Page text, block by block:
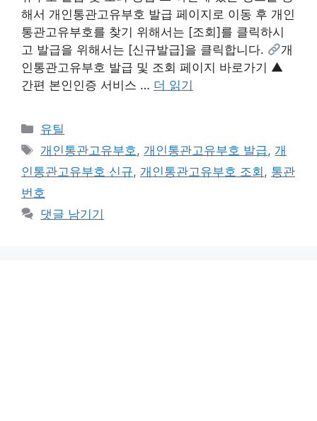
해서 개인통관고유부호 발급 페이지로 이동 후 개인
통관고유부호를 찾기 위해서는 [조회]를 클릭하시
고 발급을 위해서는 [신규발급]을 클릭합니다.
개
인통관고유부호 발급 및 조회 페이지 바로가기 ▲
간편 본인인증 서비스 … 더 읽기
카
테
리
유틸
태
그
개인통관고유부호, 개인통관고유부호 발급, 개
인통관고유부호 신규, 개인통관고유부호 조회 , 통관
번호
댓글 남기기